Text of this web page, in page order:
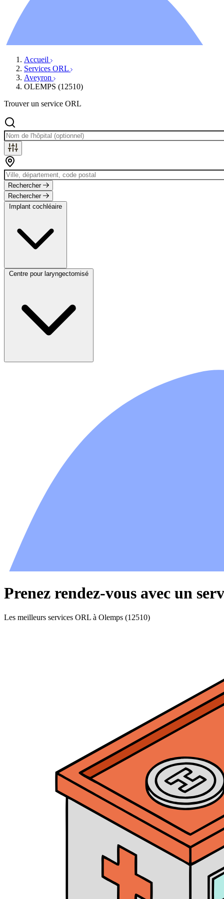
Évènements
Accueil
Services ORL
Aveyron
OLEMPS (12510)
Trouver un service ORL
Rechercher
Rechercher
Implant cochléaire
Centre pour laryngectomisé
Prenez rendez-vous avec un
Les meilleurs services ORL à Olemps (12510)